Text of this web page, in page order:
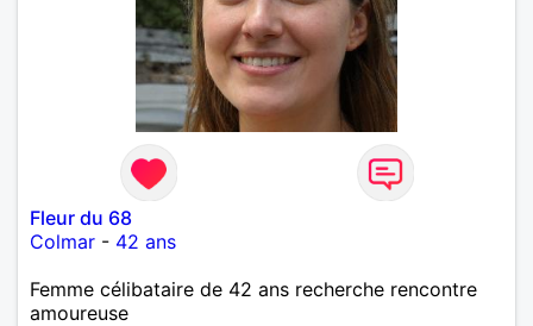
Fleur du 68
Colmar - 42 ans
Femme célibataire de 42 ans recherche rencontre
amoureuse